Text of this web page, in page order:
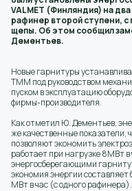
VALMET (Финляндия) на
рафинер второй ступени,
щепы. Об этом сообщил
Дементьев.
Новые гарнитуры
ТММ под руководством
пуском в эксплуатацию
фирмы-производителя.
Как отметил Ю. Дементьев,
же качественные показатели,
позволяют экономить
работает при нагрузке 8МВт
энергосберегающими
экономия энергии составляет
МВт в час (с одного рафинера).